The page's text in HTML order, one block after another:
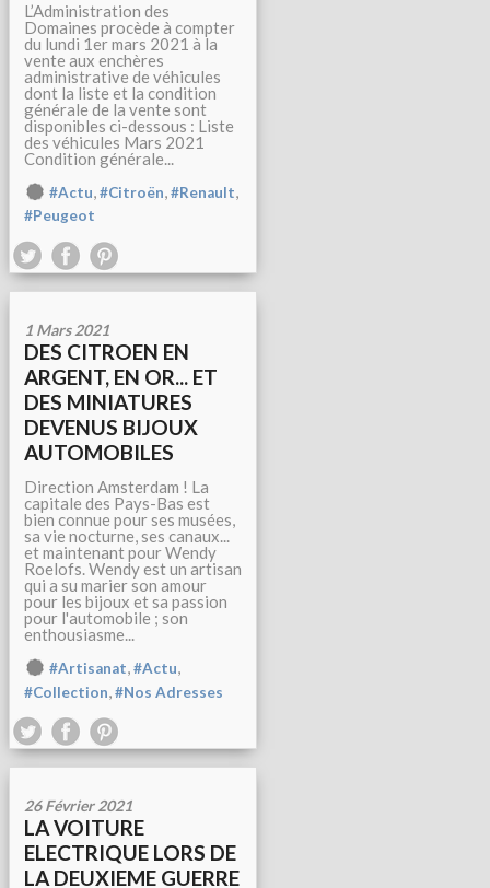
L’Administration des
Domaines procède à compter
du lundi 1er mars 2021 à la
vente aux enchères
administrative de véhicules
dont la liste et la condition
générale de la vente sont
disponibles ci-dessous : Liste
des véhicules Mars 2021
Condition générale...
#Actu,#Citroën,#Renault,
#Peugeot
1 Mars 2021
DES CITROEN EN
ARGENT, EN OR... ET
DES MINIATURES
DEVENUS BIJOUX
AUTOMOBILES
Direction Amsterdam ! La
capitale des Pays-Bas est
bien connue pour ses musées,
sa vie nocturne, ses canaux...
et maintenant pour Wendy
Roelofs. Wendy est un artisan
qui a su marier son amour
pour les bijoux et sa passion
pour l'automobile ; son
enthousiasme...
#Artisanat,#Actu,
#Collection #Nos Adresses
26 Février 2021
LA VOITURE
ELECTRIQUE LORS DE
LA DEUXIEME GUERRE